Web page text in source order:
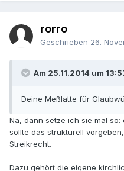
rorro
Geschrieben 26.
Am 25.11.2014 um
Deine Meßlatte für
Na, dann setze ich sie mal
sollte das strukturell
Streikrecht.
Dazu gehört die eigene